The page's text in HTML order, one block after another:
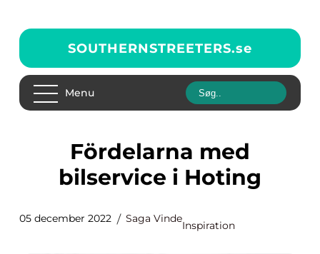
SOUTHERNSTREETERS.se
Menu
Fördelarna med
bilservice i Hoting
05 december 2022 Saga Vinde
Inspiration